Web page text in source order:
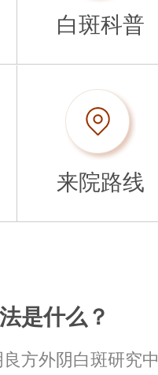
白斑科普
来院路线
是什么？
方外阴白斑研究中